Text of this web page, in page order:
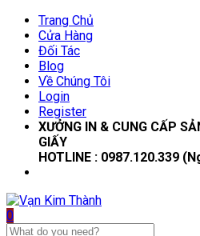
Trang Chủ
Cửa Hàng
Đối Tác
Blog
Về Chúng Tôi
Login
Register
XƯỞNG IN & CUNG CẤP
GIẤY
HOTLINE : 0987.120.339
0